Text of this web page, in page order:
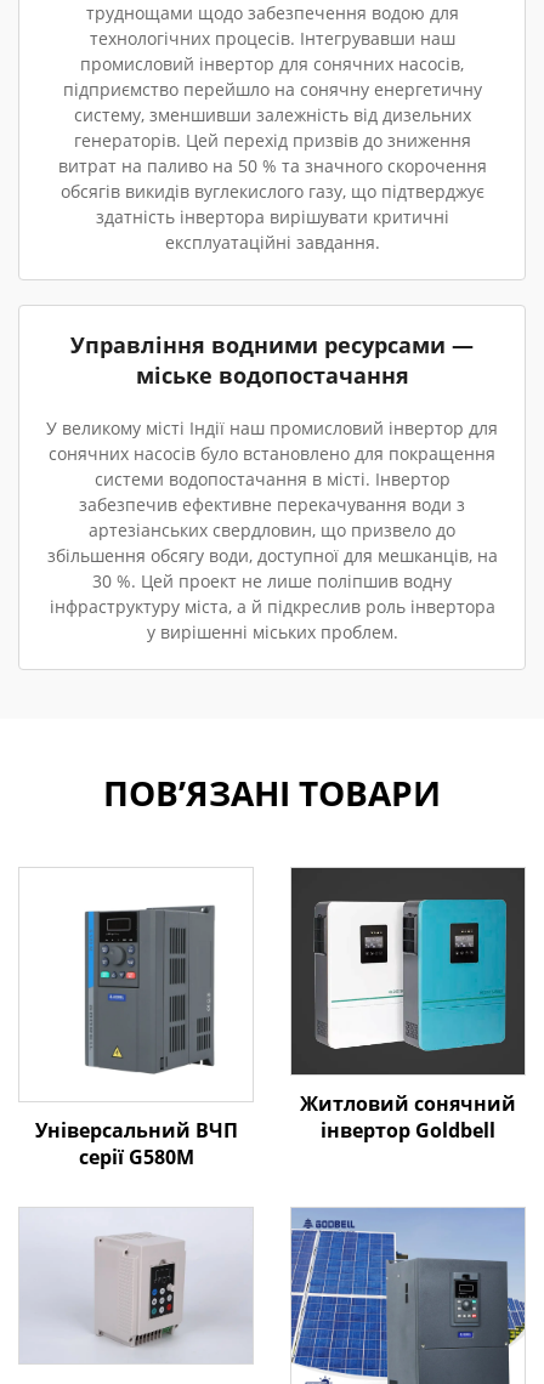
труднощами щодо забезпечення водою для
технологічних процесів. Інтегрувавши наш
промисловий інвертор для сонячних насосів,
підприємство перейшло на сонячну енергетичну
систему, зменшивши залежність від дизельних
генераторів. Цей перехід призвів до зниження
витрат на паливо на 50 % та значного скорочення
обсягів викидів вуглекислого газу, що підтверджує
здатність інвертора вирішувати критичні
експлуатаційні завдання.
Управління водними ресурсами —
міське водопостачання
У великому місті Індії наш промисловий інвертор для
сонячних насосів було встановлено для покращення
системи водопостачання в місті. Інвертор
забезпечив ефективне перекачування води з
артезіанських свердловин, що призвело до
збільшення обсягу води, доступної для мешканців, на
30 %. Цей проект не лише поліпшив водну
інфраструктуру міста, а й підкреслив роль інвертора
у вирішенні міських проблем.
ПОВ’ЯЗАНІ ТОВАРИ
Універсальний ВЧП
серії G580M
Житловий сонячний
інвертор Goldbell